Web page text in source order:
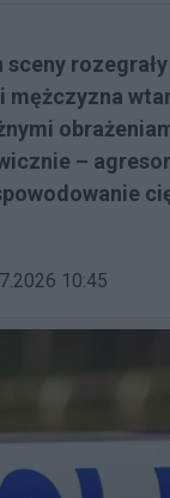
sceny
–
10:45